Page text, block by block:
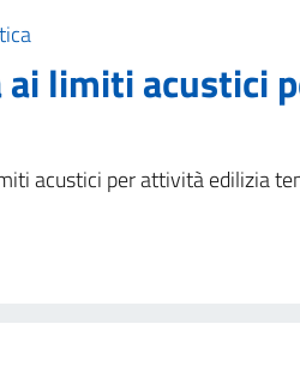
limiti acustici
acustici per attività edilizia